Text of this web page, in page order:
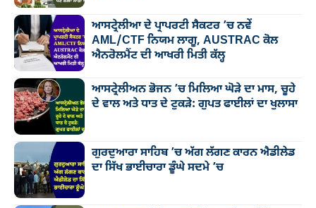
ਆਸਟ੍ਰੇਲੀਆ ਦੇ ਪ੍ਰਾਪਰਟੀ ਸੈਕਟਰ ’ਚ ਨਵੇਂ
AML/CTF ਨਿਯਮ ਲਾਗੂ, AUSTRAC ਕੋਲ
ਐਨਰੋਲਮੈਂਟ ਦੀ ਆਖਰੀ ਮਿਤੀ ਕੱਲ੍ਹ
ਆਸਟ੍ਰੇਲੀਅਨ ਭੋਜਨ ’ਚ ਮਿਲਿਆ ਘੋੜੇ ਦਾ ਮਾਸ, ਚੂਹੇ
ਦੇ ਵਾਲ ਅਤੇ ਧਾਤ ਦੇ ਟੁਕੜੇ: ਗੁਪਤ ਫਾਈਲਾਂ ਦਾ ਖੁਲਾਸਾ
ਗੁਰਦੁਆਰਾ ਸਾਹਿਬ ’ਚ ਅੱਗ ਲੱਗਣ ਕਾਰਨ ਐਡੀਲੇਡ
ਦਾ ਸਿੱਖ ਭਾਈਚਾਰਾ ਡੂੰਘੇ ਸਦਮੇ ’ਚ